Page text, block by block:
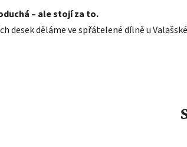
– ale stojí za to.
desek děláme ve spřátelené dílně u